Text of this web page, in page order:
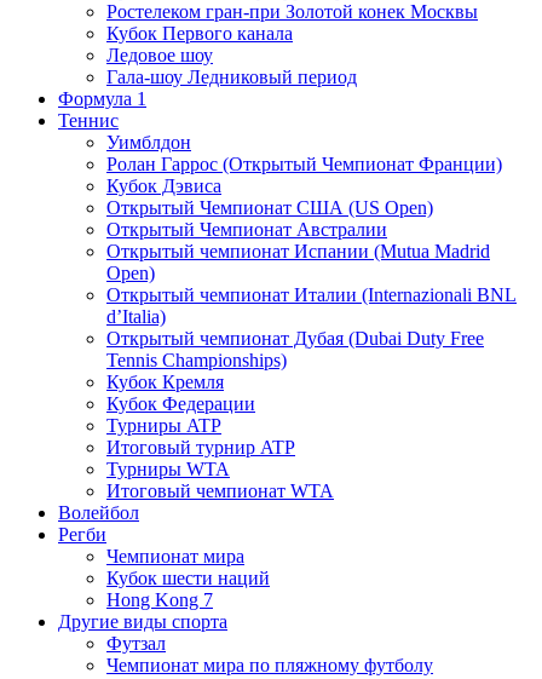
Ростелеком гран-при Золотой конек Москвы
Кубок Первого канала
Ледовое шоу
Гала-шоу Ледниковый период
Формула 1
Теннис
Уимблдон
Ролан Гаррос (Открытый Чемпионат Франции)
Кубок Дэвиса
Открытый Чемпионат США (US Open)
Открытый Чемпионат Австралии
Открытый чемпионат Испании (Mutua Madrid
Open)
Открытый чемпионат Италии (Internazionali BNL
d’Italia)
Открытый чемпионат Дубая (Dubai Duty Free
Tennis Championships)
Кубок Кремля
Кубок Федерации
Турниры ATP
Итоговый турнир ATP
Турниры WTA
Итоговый чемпионат WTA
Волейбол
Регби
Чемпионат мира
Кубок шести наций
Hong Kong 7
Другие виды спорта
Футзал
Чемпионат мира по пляжному футболу